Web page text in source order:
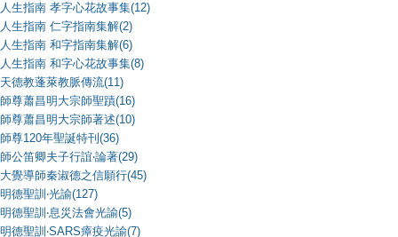
人生指南 孝字心花故事集(12)
人生指南 仁字指南集解(2)
人生指南 和字指南集解(6)
人生指南 和字心花故事集(8)
天德教蓬萊教脈傳流(11)
師尊蕭昌明大宗師聖蹟(16)
師尊蕭昌明大宗師著述(10)
師尊120年聖誕特刊(36)
師公笛卿夫子行誼‧論著(29)
大覺導師秦淑德之信願行(45)
明德聖訓‧光諭(127)
明德聖訓‧息災法會光諭(5)
明德聖訓‧SARS瘴疫光諭(7)